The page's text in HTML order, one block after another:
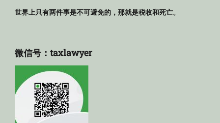
世界上只有两件事是不可避免的，那就是税收和死亡。
微信号：taxlawyer